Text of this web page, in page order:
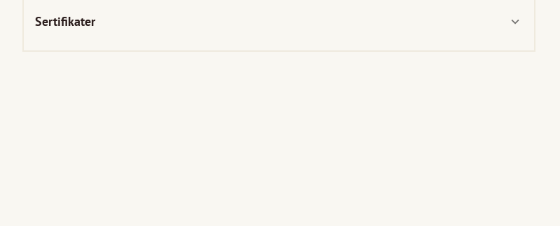
Sertifikater